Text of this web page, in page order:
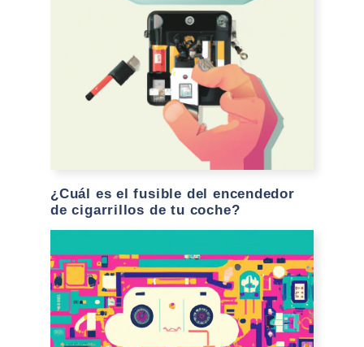
¿Cuál es el fusible del encendedor
de cigarrillos de tu coche?